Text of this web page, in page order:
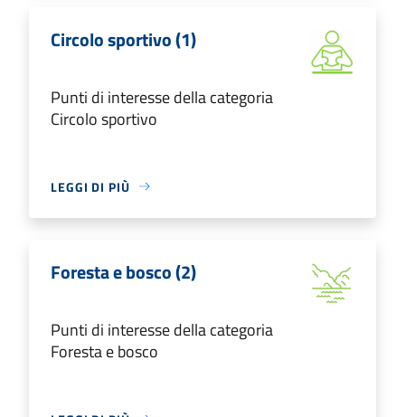
Circolo sportivo (1)
Punti di interesse della categoria
Circolo sportivo
LEGGI DI PIÙ
Foresta e bosco (2)
Punti di interesse della categoria
Foresta e bosco